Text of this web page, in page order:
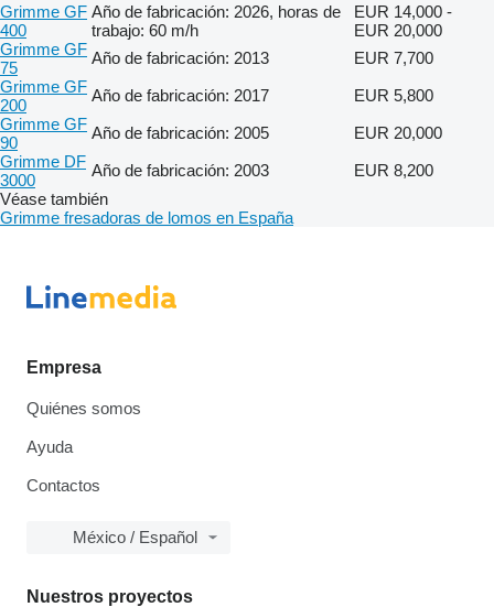
Grimme GF
400
Año de fabricación: 2026, horas de
trabajo: 60 m/h
EUR 14,000 -
EUR 20,000
Grimme GF
75
Año de fabricación: 2013
EUR 7,700
Grimme GF
200
Año de fabricación: 2017
EUR 5,800
Grimme GF
90
Año de fabricación: 2005
EUR 20,000
Grimme DF
3000
Año de fabricación: 2003
EUR 8,200
Véase también
Grimme fresadoras de lomos en España
Empresa
Quiénes somos
Ayuda
Contactos
México / Español
Nuestros proyectos